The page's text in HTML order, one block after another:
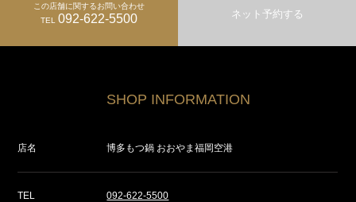
この店舗に関するお問い合わせ
TEL 092-622-5500 ネット予約する
SHOP INFORMATION
店名 博多もつ鍋 おおやま福岡空港
TEL 092-622-5500